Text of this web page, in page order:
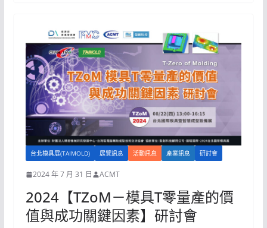
台北模具展(TAIMOLD) 展覽訊息 活動訊息 產業訊息 研討會
2024 年 7 月 31 日 ACMT
2024【TZoM－模具T零量產的價
值與成功關鍵因素】研討會